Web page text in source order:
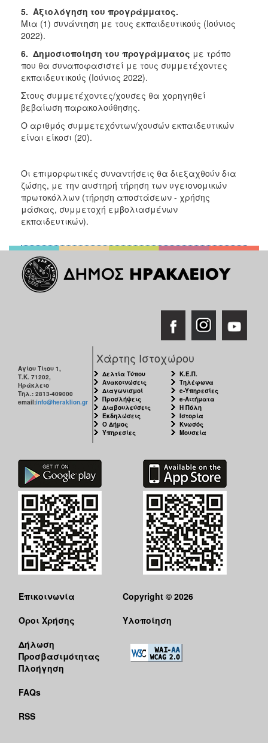
5. Αξιολόγηση του προγράμματος.
Μια (1) συνάντηση με τους εκπαιδευτικούς (Ιούνιος
2022).
6. Δημοσιοποίηση του προγράμματος με τρόπο
που θα συναποφασιστεί με τους συμμετέχοντες
εκπαιδευτικούς (Ιούνιος 2022).
Στους συμμετέχοντες/χουσες θα χορηγηθεί
βεβαίωση παρακολούθησης.
Ο αριθμός συμμετεχόντων/χουσών εκπαιδευτικών
είναι είκοσι (20).
Οι επιμορφωτικές συναντήσεις θα διεξαχθούν δια
ζώσης, με την αυστηρή τήρηση των υγειονομικών
πρωτοκόλλων (τήρηση αποστάσεων - χρήσης
μάσκας, συμμετοχή εμβολιασμένων
εκπαιδευτικών).
Αγίου Τίτου 1,
Τ.Κ. 71202,
Ηράκλειο
Τηλ.: 2813-409000
email:info@heraklion.gr
Χάρτης Ιστοχώρου
Δελτία Τύπου
Ανακοινώσεις
Διαγωνισμοί
Προσλήψεις
Διαβουλεύσεις
Εκδηλώσεις
Ο Δήμος
Υπηρεσίες
Κ.Ε.Π.
Τηλέφωνα
e-Υπηρεσίες
e-Αιτήματα
Η Πόλη
Ιστορία
Κνωσός
Μουσεία
Επικοινωνία
Όροι Χρήσης
Δήλωση
Προσβασιμότητας
Πλοήγηση
FAQs
RSS
Copyright © 2026
Υλοποίηση